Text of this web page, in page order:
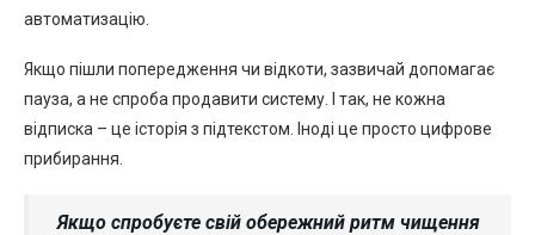
автоматизацію.
Якщо пішли попередження чи відкоти, зазвичай допомагає
пауза, а не спроба продавити систему. І так, не кожна
відписка – це історія з підтекстом. Іноді це просто цифрове
прибирання.
Якщо спробуєте свій обережний ритм чищення